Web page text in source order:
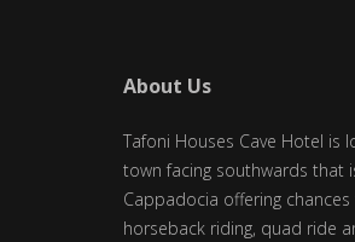
About Us
Tafoni Houses Cave Hotel is
town facing southwards that
Cappadocia offering
horseback riding, quad ride